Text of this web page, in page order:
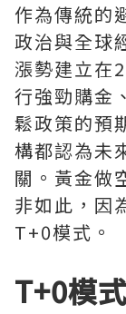
作為傳統的
政治與全球
漲勢建立在
行強勁購金
鬆政策的預
構都認為未
關。黃金做
非如此，因
T+0模式。
T+0模